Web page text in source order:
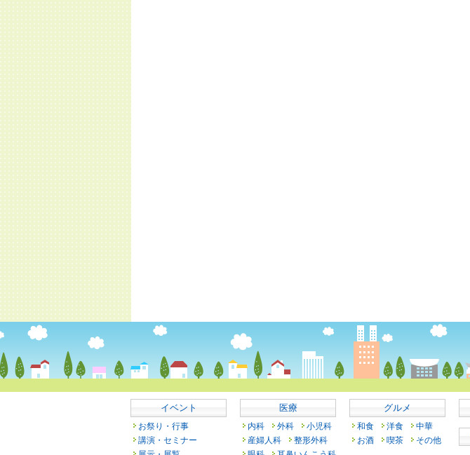
イベント
お祭り・行事
講演・セミナー
医療
内科 外科
小児科
産婦人科
整形外科
グルメ
和食 洋食
中華
お酒
喫茶 その他